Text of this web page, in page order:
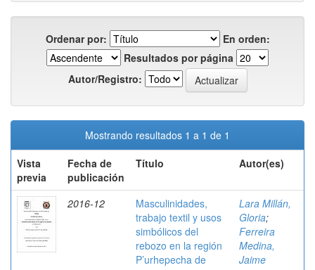
Ordenar por:
En orden:
Resultados por página
Autor/Registro:
Mostrando resultados 1 a 1 de 1
Vista
previa
Fecha de
publicación
Título Autor(es)
2016-12
Masculinidades,
trabajo textil y usos
simbólicos del
rebozo en la región
P’urhepecha de
Lara Millán,
Gloria;
Ferreira
Medina,
Jaime